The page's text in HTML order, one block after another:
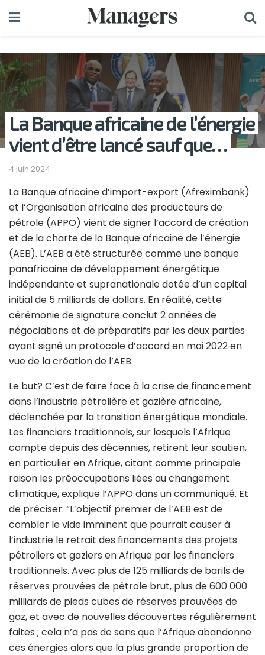
La Banque africaine de l’énergie
vient d’être lancé sauf que…
4 juin 2024
La Banque africaine d’import-export (Afreximbank)
et l’Organisation africaine des producteurs de
pétrole (APPO) vient de signer l’accord de création
et de la charte de la Banque africaine de l’énergie
(AEB). L’AEB a été structurée comme une banque
panafricaine de développement énergétique
indépendante et supranationale dotée d’un capital
initial de 5 milliards de dollars. En réalité, cette
cérémonie de signature conclut 2 années de
négociations et de préparatifs par les deux parties
ayant signé un protocole d’accord en mai 2022 en
vue de la création de l’AEB.
Le but? C’est de faire face à la crise de financement
dans l’industrie pétrolière et gazière africaine,
déclenchée par la transition énergétique mondiale.
Les financiers traditionnels, sur lesquels l’Afrique
compte depuis des décennies, retirent leur soutien,
en particulier en Afrique, citant comme principale
raison les préoccupations liées au changement
climatique, explique l’APPO dans un communiqué. Et
de préciser: “L’objectif premier de l’AEB est de
combler le vide imminent que pourrait causer à
l’industrie le retrait des financements des projets
pétroliers et gaziers en Afrique par les financiers
traditionnels. Avec plus de 125 milliards de barils de
réserves prouvées de pétrole brut, plus de 600 000
milliards de pieds cubes de réserves prouvées de
gaz, et avec de nouvelles découvertes régulièrement
faites ; cela n’a pas de sens que l’Afrique abandonne
ces énergies alors que la plus grande proportion de